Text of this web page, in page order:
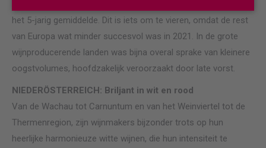
het 5-jarig gemiddelde. Dit is iets om te vieren, omdat de rest
van Europa wat minder succesvol was in 2021. In de grote
wijnproducerende landen was bijna overal sprake van kleinere
oogstvolumes, hoofdzakelijk veroorzaakt door late vorst.
NIEDERÖSTERREICH: Briljant in wit en rood
Van de Wachau tot Carnuntum en van het Weinviertel tot de
Thermenregion, zijn wijnmakers bijzonder trots op hun
heerlijke harmonieuze witte wijnen, die hun intensiteit te